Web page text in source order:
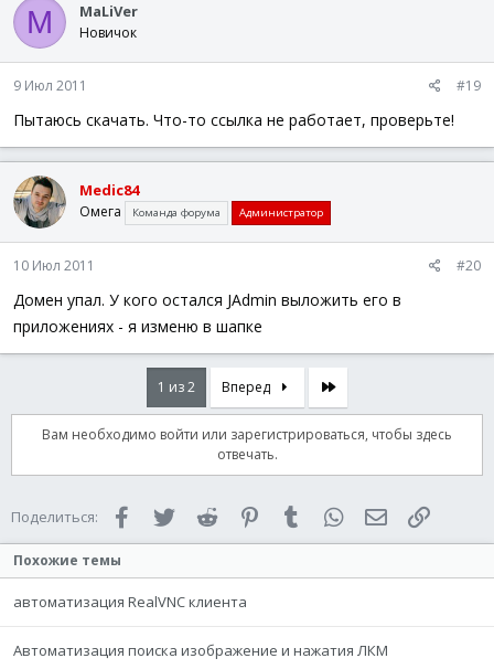
M MaLiVer
Новичок
9 Июл 2011 #19
Пытаюсь скачать. Что-то ссылка не работает, проверьте!
Medic84
Омега Команда форума Администратор
10 Июл 2011 #20
Домен упал. У кого остался JAdmin выложить его в
приложениях - я изменю в шапке
1 из 2 Вперед Последняя
Вам необходимо войти или зарегистрироваться, чтобы здесь
отвечать.
Поделиться: FacebookTwitter Reddit PinterestTumblr WhatsAppЭлектронная
Похожие темы
автоматизация RealVNC клиента
Автоматизация поиска изображение и нажатия ЛКМ